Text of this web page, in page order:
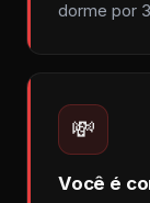
dorme por
💸
Você é